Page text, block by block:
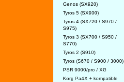
Genos (SX920)
Tyros 5 (SX900)
Tyros 4 (SX720 / S970 /
S975)
Tyros 3 (SX700 / S950 /
S770)
Tyros 2 (S910)
Tyros (S670 / S900 / 3000)
PSR 9000/pro / XG
Korg Pa4X + kompatible